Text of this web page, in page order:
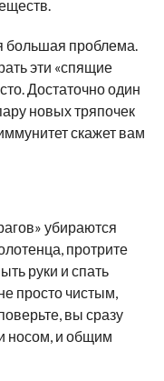
большая проблема.
эти «спящие
Достаточно один
новых тряпочек
скажет вам
убираются
протрите
руки и спать
просто чистым,
вы сразу
носом, и общим